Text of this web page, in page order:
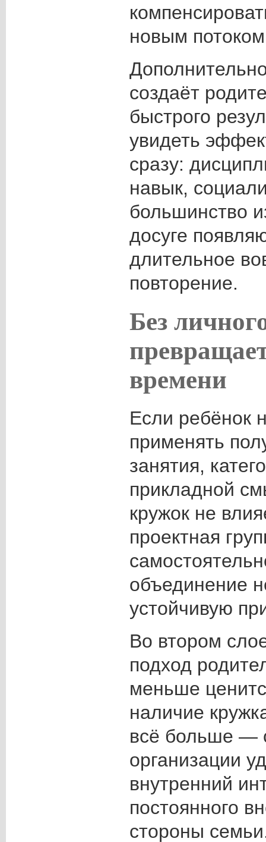
новым
создаёт
быстрого
увидеть
сразу:
навык,
большинство
досуге
длительное
повторение.
Без
времени
Если ребёнок
применять
занятия,
прикладной
кружок не
проектная
объединение
устойчивую
Во втором
подход
меньше
наличие
всё больше —
организации
внутренний
постоянного
стороны